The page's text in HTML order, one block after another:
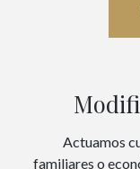
Actuamos
familiares o